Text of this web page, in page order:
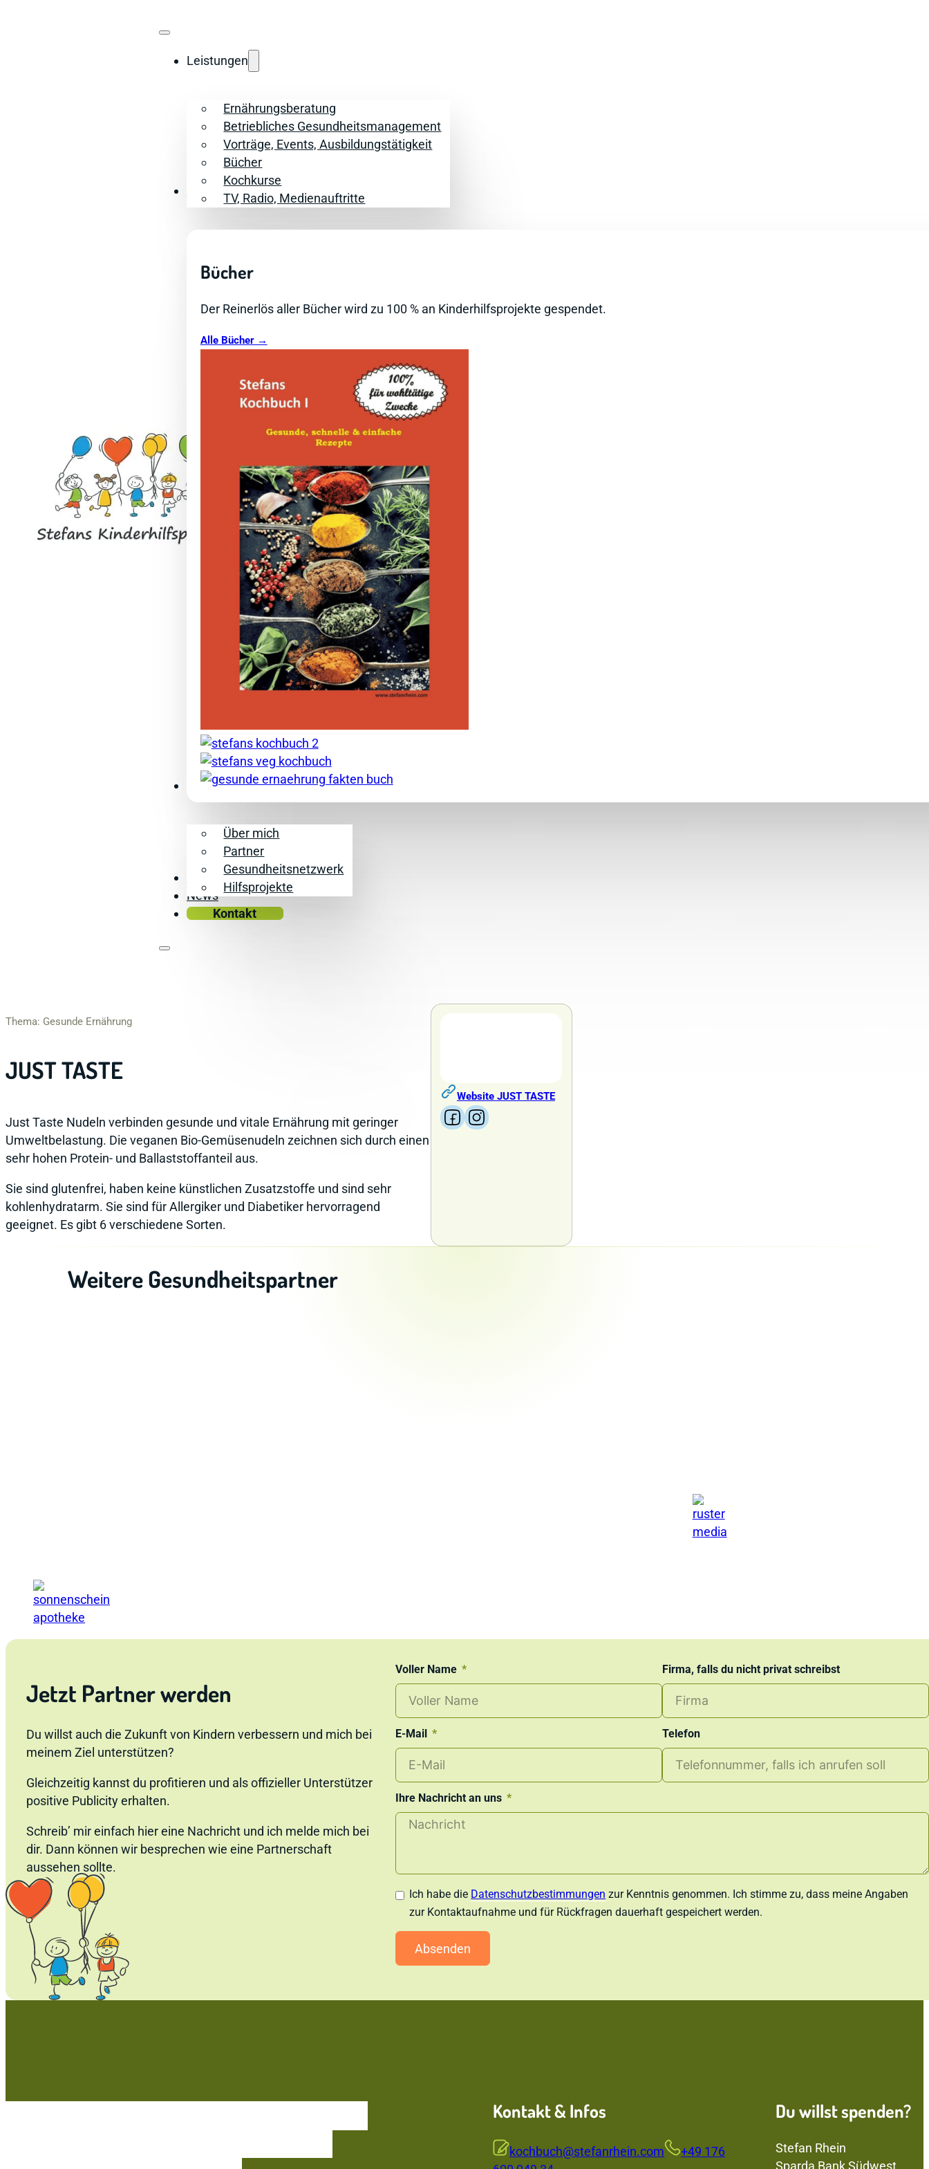
Leistungen
Ernährungsberatung
Betriebliches Gesundheits­management
Vorträge, Events, Ausbildungstätigkeit
Bücher
Kochkurse
TV, Radio, Medienauftritte
Bücher
Bücher
Der Reinerlös aller Bücher wird zu 100 % an Kinderhilfsprojekte gespendet.
Alle Bücher →
Mehr Infos
Über mich
Partner
Gesundheitsnetzwerk
Hilfsprojekte
Events
News
Kontakt
Thema: Gesunde Ernährung
JUST TASTE
Just Taste Nudeln verbinden gesunde und vitale Ernährung mit geringer
Umweltbelastung. Die veganen Bio-Gemüsenudeln zeichnen sich durch einen
sehr hohen Protein- und Ballaststoffanteil aus.
Sie sind glutenfrei, haben keine künstlichen Zusatzstoffe und sind sehr
kohlenhydratarm. Sie sind für Allergiker und Diabetiker hervorragend
geeignet. Es gibt 6 verschiedene Sorten.
Website JUST TASTE
Follow us on Facebook
Follow us on Instagram
Weitere Gesundheitspartner
Sonnenschein-Apotheke
Jetzt Partner werden
Du willst auch die Zukunft von Kindern verbessern und mich bei
meinem Ziel unterstützen?
Gleichzeitig kannst du profitieren und als offizieller Unterstützer
positive Publicity erhalten.
Schreib’ mir einfach hier eine Nachricht und ich melde mich bei
dir. Dann können wir besprechen wie eine Partnerschaft
aussehen sollte.
Voller Name Firma, falls du nicht privat schreibst
E-Mail Telefon
Ihre Nachricht an uns
Ich habe die Datenschutzbestimmungen zur Kenntnis genommen. Ich stimme zu, dass meine Angaben
zur Kontaktaufnahme und für Rückfragen dauerhaft gespeichert werden.
Absenden
Kontakt & Infos
kochbuch@stefanrhein.com
+49 176
Du willst spenden?
Stefan Rhein